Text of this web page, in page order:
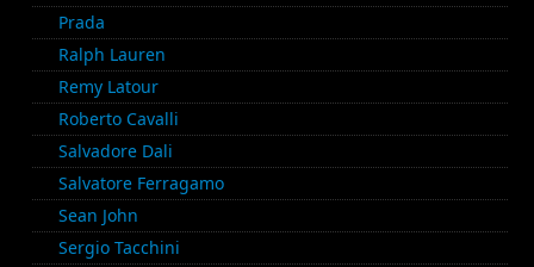
Prada
Ralph Lauren
Remy Latour
Roberto Cavalli
Salvadore Dali
Salvatore Ferragamo
Sean John
Sergio Tacchini